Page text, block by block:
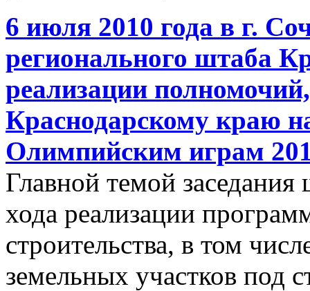
6 июля 2010 года в г.
регионального штаба
реализации
Краснодарскому краю
Олимпийским играм
Главной темой
хода реализации
строительства, в том
земельных участков под